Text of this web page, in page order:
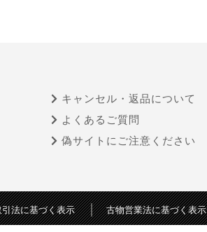
キャンセル・返品について
よくあるご質問
偽サイトにご注意ください
法に基づく表示 古物営業法に基づく表示